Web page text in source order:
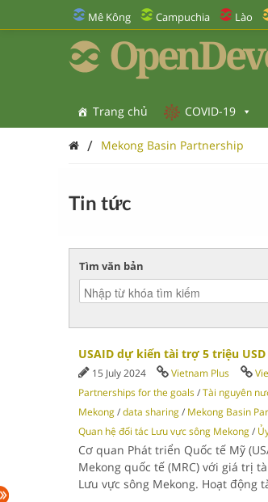
Mê Kông Campuchia Lào
Trang chủ COVID-19
/ Mekong Basin Partnership
Tin tức
Tìm văn bản
USAID dự kiến tài trợ 5 triệu
15 July 2024 Vietnam Plus
Partnerships for the goals/Tài nguyên
Mekong/data sharing/ Mekong Basin
Quan hệ đối tác Lưu vực sông Mekong/
Cơ quan Phát triển Quốc tế Mỹ
Mekong quốc tế (MRC) với giá trị
Lưu vực sông Mekong. Hoạt động